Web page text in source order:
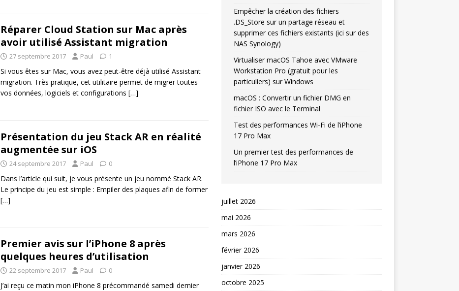
Réparer Cloud Station sur Mac après
avoir utilisé Assistant migration
27 septembre 2017 Paul 1
Si vous êtes sur Mac, vous avez peut-être déjà utilisé Assistant
migration. Très pratique, cet utilitaire permet de migrer toutes
vos données, logiciels et configurations […]
Présentation du jeu Stack AR en réalité
augmentée sur iOS
24 septembre 2017 Paul 0
Dans l’article qui suit, je vous présente un jeu nommé Stack AR.
Le principe du jeu est simple : Empiler des plaques afin de former
[…]
Premier avis sur l’iPhone 8 après
quelques heures d’utilisation
22 septembre 2017 Paul 0
J’ai reçu ce matin mon iPhone 8 précommandé samedi dernier
Empêcher la création des fichiers
.DS_Store sur un partage réseau et
supprimer ces fichiers existants (ici sur des
NAS Synology)
Virtualiser macOS Tahoe avec VMware
Workstation Pro (gratuit pour les
particuliers) sur Windows
macOS : Convertir un fichier DMG en
fichier ISO avec le Terminal
Test des performances Wi-Fi de l’iPhone
17 Pro Max
Un premier test des performances de
l’iPhone 17 Pro Max
juillet 2026
mai 2026
mars 2026
février 2026
janvier 2026
octobre 2025